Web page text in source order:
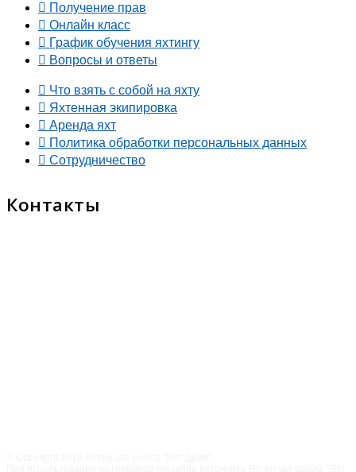
Получение прав
Онлайн класс
График обучения яхтингу
Вопросы и ответы
Что взять с собой на яхту
Яхтенная экипировка
Аренда яхт
Политика обработки персональных данных
Сотрудничество
Контакты